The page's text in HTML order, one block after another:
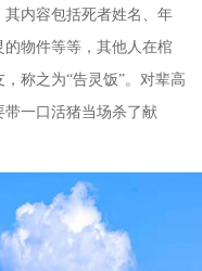
内容包括死者姓名、年
物件等等，其他人在棺
称之为“告灵饭”。对辈高
一口活猪当场杀了献